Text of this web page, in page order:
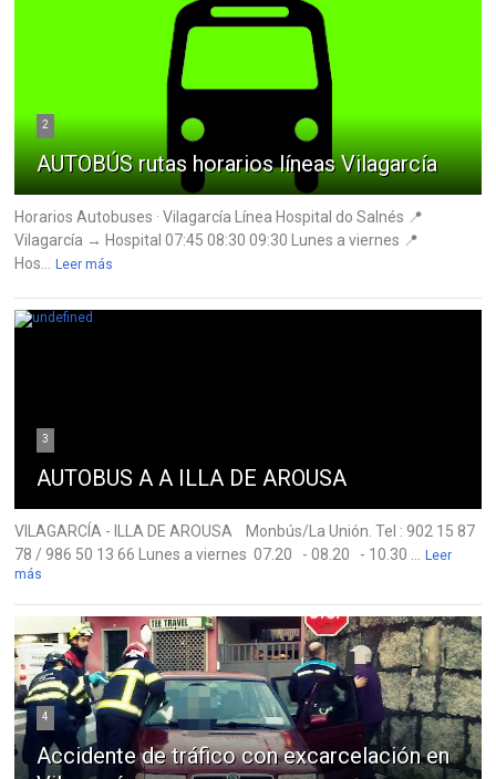
2
AUTOBÚS rutas horarios líneas Vilagarcía
Horarios Autobuses · Vilagarcía Línea Hospital do Salnés 📍
Vilagarcía → Hospital 07:45 08:30 09:30 Lunes a viernes 📍
Hos... Leer más
3
AUTOBUS A A ILLA DE AROUSA
VILAGARCÍA - ILLA DE AROUSA Monbús/La Unión. Tel : 902 15 87
78 / 986 50 13 66 Lunes a viernes 07.20 - 08.20 - 10.30 ... Leer
más
4
Accidente de tráfico con excarcelación en